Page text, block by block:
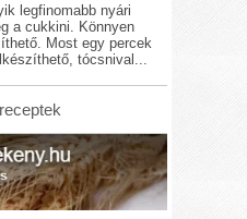
legfinomabb nyári
a cukkini. Könnyen
Most egy percek
tócsnival...